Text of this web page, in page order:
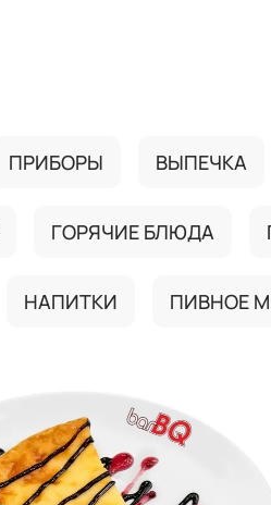
ПРИБОРЫ ВЫПЕЧКА
ГОРЯЧИЕ БЛЮДА
НАПИТКИ ПИВНОЕ